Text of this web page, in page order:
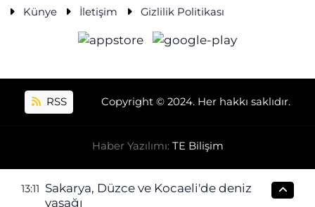
Künye İletişim Gizlilik Politikası
RSS Copyright © 2024. Her hakkı saklıdır.
Haber Yazılımı: TE Bilişim
13:11 Sakarya, Düzce ve Kocaeli'de deniz
yasağı